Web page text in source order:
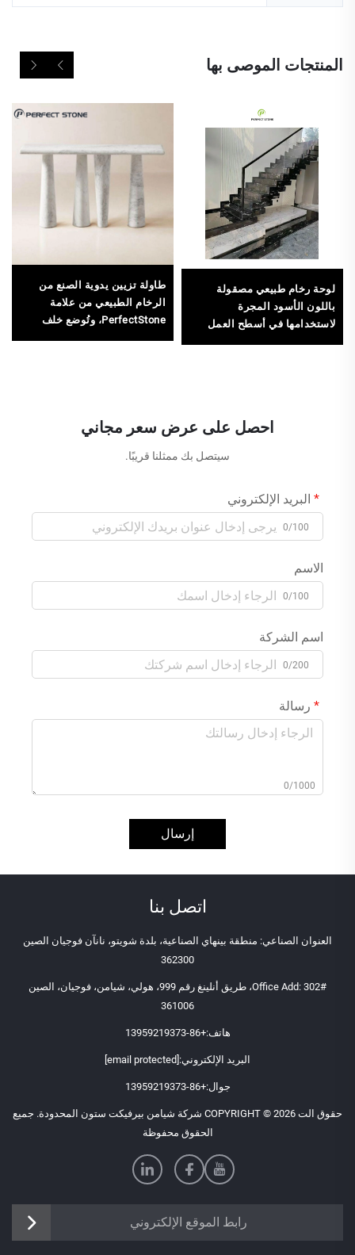
المنتجات الموصى بها
لوحة رخام طبيعي مصقولة
باللون الأسود المجرة
لاستخدامها في أسطح العمل
طاولة تزيين يدوية الصنع من
الرخام الطبيعي من علامة
PerfectStone، وتُوضع خلف
احصل على عرض سعر مجاني
سيتصل بك ممثلنا قريبًا.
البريد الإلكتروني
0/100
الاسم
0/100
اسم الشركة
0/200
رسالة
0/1000
إرسال
اتصل بنا
العنوان الصناعي: منطقة بينهاي الصناعية، بلدة شويتو، نانآن فوجيان الصين
362300
Office Add: 302#، طريق أنلينغ رقم 999، هولي، شيامن، فوجيان، الصين
361006
هاتف:+86-13959219373
البريد الإلكتروني:
جوال:+86-13959219373
حقوق الت COPYRIGHT © 2026 شركة شيامن بيرفيكت ستون المحدودة. جميع
الحقوق محفوظة
رابط الموقع الإلكتروني